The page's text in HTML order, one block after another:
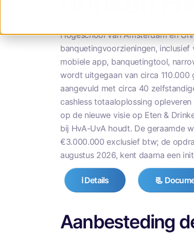
Hogeschool van Amsterdam en
banquetingvoorzieningen,
mobiele app, banquetingtool,
wordt uitgegaan van circa
aangevuld met circa 40
cashless totaaloplossing
op de nieuwe visie op Eten &
bij HvA-UvA houdt. De geraamde
€3.000.000 exclusief btw; de
augustus 2026, kent daarna een
ℹ️ Details 📃
Aanbesteding